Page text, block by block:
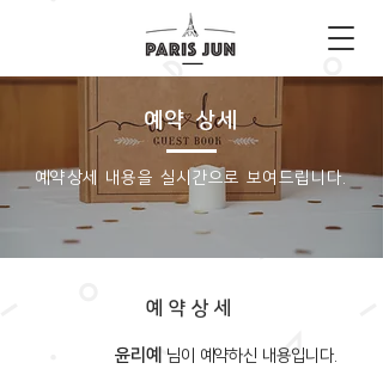
예약 상세
​예약상세 내용을 실시간으로 보여드립니다.
예약상세
윤리예 ​님이 예약하신 내용입니다.